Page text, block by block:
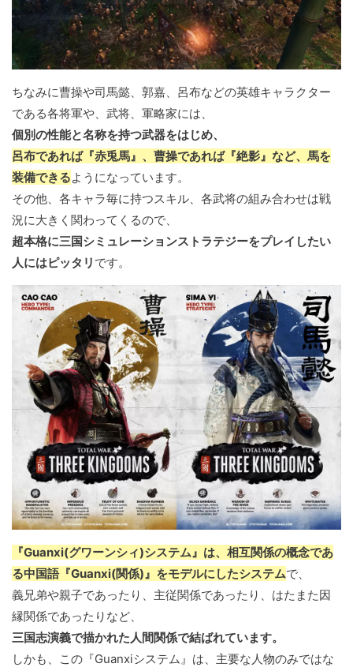
ちなみに曹操や司馬懿、郭嘉、呂布などの英雄キャラクター
である各将軍や、武将、軍略家には、
個別の性能と名称を持つ武器をはじめ、
呂布であれば『赤兎馬』、曹操であれば『絶影』など、馬を
装備できるようになっています。
その他、各キャラ毎に持つスキル、各武将の組み合わせは戦
況に大きく関わってくるので、
超本格に三国シミュレーションストラテジーをプレイしたい
人にはピッタリ です。
『Guanxi(グワーンシィ)システム』は、相互関係の概念であ
る中国語『Guanxi(関係)』をモデルにしたシステムで、
義兄弟や親子であったり、主従関係であったり、はたまた因
縁関係であったりなど、
三国志演義で描かれた人間関係で結ばれています。
しかも、この『Guanxiシステム』は、主要な人物のみではな